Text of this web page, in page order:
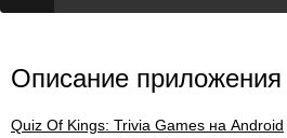
Описание приложения
Quiz Of Kings: Trivia Games на Android